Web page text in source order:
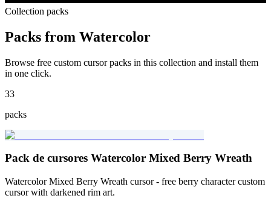
Collection packs
Packs from Watercolor
Browse free custom cursor packs in this collection and install them
in one click.
33
packs
Pack de cursores Watercolor Mixed Berry Wreath
Watercolor Mixed Berry Wreath cursor - free berry character custom
cursor with darkened rim art.